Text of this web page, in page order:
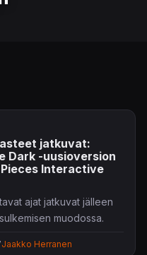
jatkuvat:
Dark -uusioversion
Interactive
ajat jatkuvat jälleen
muodossa.
sulkee Pieces
Jaakko Herranen